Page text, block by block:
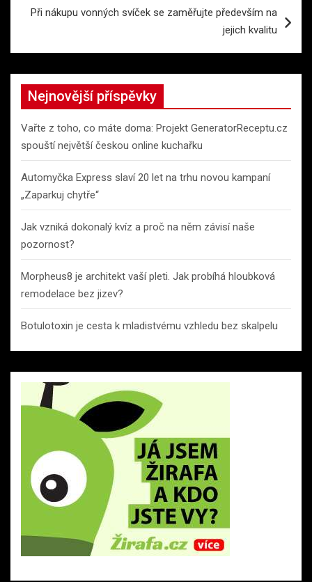
Při nákupu vonných svíček se zaměřujte především na
jejich kvalitu
Nejnovější příspěvky
Vařte z toho, co máte doma: Projekt GeneratorReceptu.cz
spouští největší českou online kuchařku
Automyčka Express slaví 20 let na trhu novou kampaní
„Zaparkuj chytře“
Jak vzniká dokonalý kvíz a proč na něm závisí naše
pozornost?
Morpheus8 je architekt vaší pleti. Jak probíhá hloubková
remodelace bez jizev?
Botulotoxin je cesta k mladistvému vzhledu bez skalpelu